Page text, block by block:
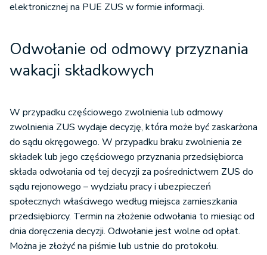
elektronicznej na PUE ZUS w formie informacji.
Odwołanie od odmowy przyznania
wakacji składkowych
W przypadku częściowego zwolnienia lub odmowy
zwolnienia ZUS wydaje decyzję, która może być zaskarżona
do sądu okręgowego. W przypadku braku zwolnienia ze
składek lub jego częściowego przyznania przedsiębiorca
składa odwołania od tej decyzji za pośrednictwem ZUS do
sądu rejonowego – wydziału pracy i ubezpieczeń
społecznych właściwego według miejsca zamieszkania
przedsiębiorcy. Termin na złożenie odwołania to miesiąc od
dnia doręczenia decyzji. Odwołanie jest wolne od opłat.
Można je złożyć na piśmie lub ustnie do protokołu.